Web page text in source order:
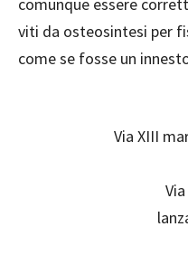
viti da osteosintesi per
come se fosse un
Via XIII